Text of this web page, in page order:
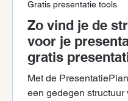
Zo vind je de
voor je
gratis
Met de
een gedegen structuur
Gratis presentatie tools